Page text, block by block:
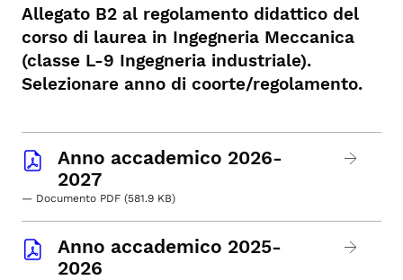
Allegato B2 al regolamento didattico del
corso di laurea in Ingegneria Meccanica
(classe L-9 Ingegneria industriale).
Selezionare anno di coorte/regolamento.
Anno accademico 2026-
2027
— Documento PDF (581.9 KB)
Anno accademico 2025-
2026